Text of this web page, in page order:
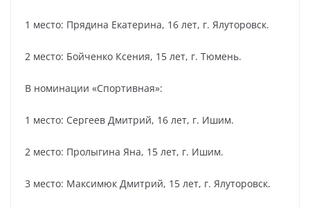
1 место: Прядина Екатерина, 16 лет, г. Ялуторовск.
2 место: Бойченко Ксения, 15 лет, г. Тюмень.
В номинации «Спортивная»:
1 место: Сергеев Дмитрий, 16 лет, г. Ишим.
2 место: Пролыгина Яна, 15 лет, г. Ишим.
3 место: Максимюк Дмитрий, 15 лет, г. Ялуторовск.